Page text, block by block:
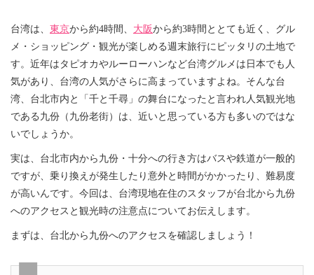
台湾は、 東京から約4時間、 大阪から約3時間ととても近く、グル
メ・ショッピング・観光が楽しめる週末旅行にピッタリの土地で
す。近年はタピオカやルーローハンなど台湾グルメは日本でも人
気があり、台湾の人気がさらに高まっていますよね。そんな台
湾、台北市内と「千と千尋」の舞台になったと言われ人気観光地
である九份（九份老街）は、近いと思っている方も多いのではな
いでしょうか。
実は、台北市内から九份・十分への行き方はバスや鉄道が一般的
ですが、乗り換えが発生したり意外と時間がかかったり、難易度
が高いんです。今回は、台湾現地在住のスタッフが台北から九份
へのアクセスと観光時の注意点についてお伝えします。
まずは、台北から九份へのアクセスを確認しましょう！